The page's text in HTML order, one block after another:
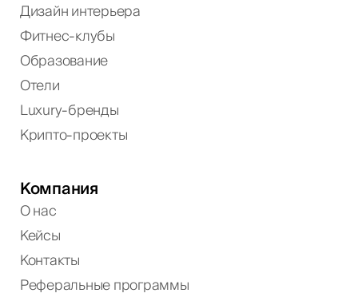
Дизайн интерьера
Фитнес-клубы
Образование
Отели
Luxury-бренды
Крипто-проекты
Компания
О нас
Кейсы
Контакты
Реферальные программы